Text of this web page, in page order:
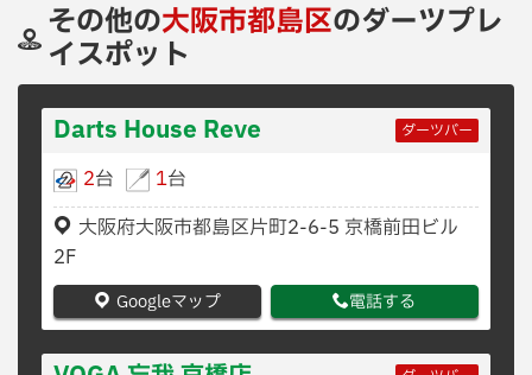
その他の大阪市都島区のダーツプレ
イスポット
Darts House Reve ダーツバー
2台 1台
大阪府大阪市都島区片町2-6-5 京橋前田ビル
2F
Googleマップ 電話する